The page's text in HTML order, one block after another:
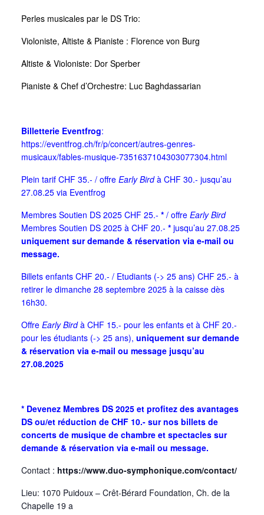
Perles musicales par le DS Trio:
Violoniste, Altiste & Pianiste : Florence von Burg
Altiste & Violoniste: Dor Sperber
Pianiste & Chef d’Orchestre: Luc Baghdassarian
Billetterie Eventfrog:
https://eventfrog.ch/fr/p/concert/autres-genres-
musicaux/fables-musique-7351637104303077304.html
Plein tarif CHF 35.- / offre Early Birdà CHF 30.- jusqu’au
27.08.25 via Eventfrog
Membres Soutien DS 2025 CHF 25.- * / offre Early Bird
Membres Soutien DS 2025 à CHF 20.- * jusqu’au 27.08.25
uniquement sur demande & réservation via e-mail ou
message.
Billets enfants CHF 20.- / Etudiants (-> 25 ans) CHF 25.- à
retirer le dimanche 28 septembre 2025 à la caisse dès
16h30.
Offre Early Birdà CHF 15.- pour les enfants et à CHF 20.-
pour les étudiants (-> 25 ans), uniquement sur demande
& réservation via e-mail ou message jusqu’au
27.08.2025
* Devenez Membres DS 2025 et profitez des avantages
DS ou/et réduction de CHF 10.- sur nos billets de
concerts de musique de chambre et spectacles sur
demande & réservation via e-mail ou message.
Contact : https://www.duo-symphonique.com/contact/
Lieu: 1070 Puidoux – Crêt-Bérard Foundation, Ch. de la
Chapelle 19 a